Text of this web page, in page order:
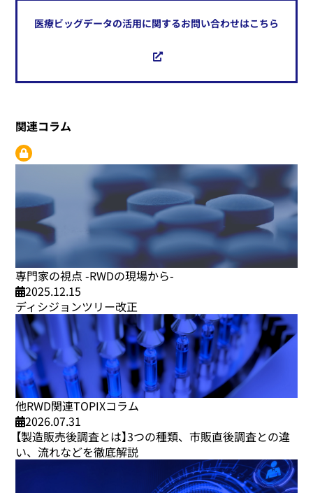
医療ビッグデータの活用に関するお問い合わせはこちら
関連コラム
専門家の視点 -RWDの現場から-
2025.12.15
ディシジョンツリー改正
他RWD関連TOPIXコラム
2026.07.31
【製造販売後調査とは】3つの種類、市販直後調査との違
い、流れなどを徹底解説